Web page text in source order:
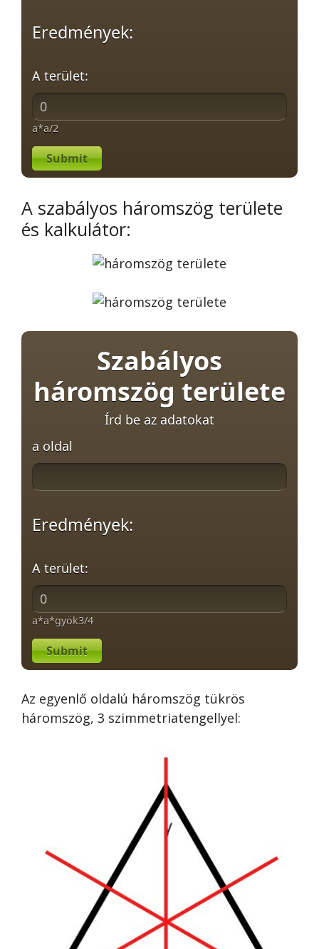
Eredmények:
A terület:
a*a/2
Submit
A szabályos háromszög területe
és kalkulátor:
Szabályos
háromszög területe
Írd be az adatokat
a oldal
Eredmények:
A terület:
a*a*gyök3/4
Submit
Az egyenlő oldalú háromszög tükrös
háromszög, 3 szimmetriatengellyel: